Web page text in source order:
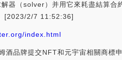
器（solver）并用它來耗盡結算
[2023/2/7 11:52:36]
index.html
酒品牌提交NFT和元宇宙相關商